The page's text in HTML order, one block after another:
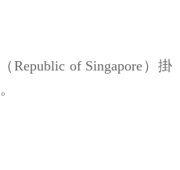
of Singapore）掛